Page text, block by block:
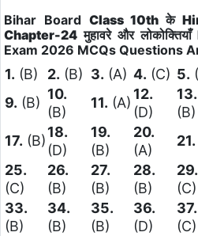
Bihar Board Class 10th के
Chapter-24 मुहावरे और
Exam 2026 MCQs Questions
1. (B) 2. (B) 3. (A) 4. (C) 5.
9. (B)
10.
(B)
11. (A)
12.
(D)
13.
(B)
17. (B)
18.
(D)
19.
(B)
20.
(A)
21.
25.
(C)
26.
(B)
27.
(B)
28.
(B)
29.
(C)
33.
(B)
34.
(B)
35.
(B)
36.
(D)
37.
(C)